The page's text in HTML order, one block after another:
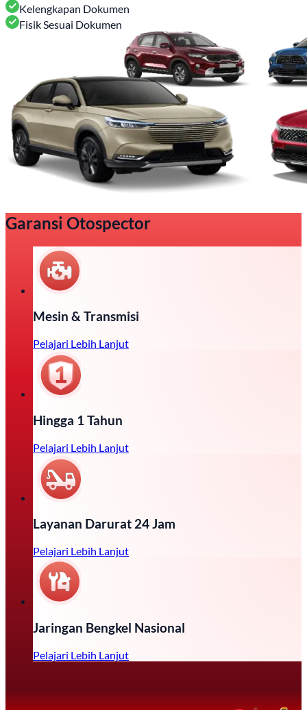
Kelengkapan Dokumen
Fisik Sesuai Dokumen
Garansi Otospector
Mesin & Transmisi
Pelajari Lebih Lanjut
Hingga 1 Tahun
Pelajari Lebih Lanjut
Layanan Darurat 24 Jam
Pelajari Lebih Lanjut
Jaringan Bengkel Nasional
Pelajari Lebih Lanjut